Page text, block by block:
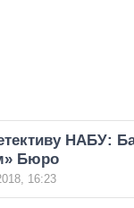
НАБУ:
Бюро
16:23